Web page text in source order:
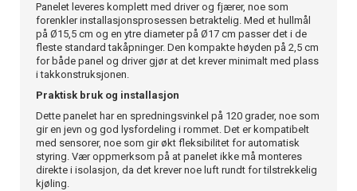
Panelet leveres komplett med driver og fjærer, noe som
forenkler installasjonsprosessen betraktelig. Med et hullmål
på Ø15,5 cm og en ytre diameter på Ø17 cm passer det i de
fleste standard takåpninger. Den kompakte høyden på 2,5 cm
for både panel og driver gjør at det krever minimalt med plass
i takkonstruksjonen.
Praktisk bruk og installasjon
Dette panelet har en spredningsvinkel på 120 grader, noe som
gir en jevn og god lysfordeling i rommet. Det er kompatibelt
med sensorer, noe som gir økt fleksibilitet for automatisk
styring. Vær oppmerksom på at panelet ikke må monteres
direkte i isolasjon, da det krever noe luft rundt for tilstrekkelig
kjøling.